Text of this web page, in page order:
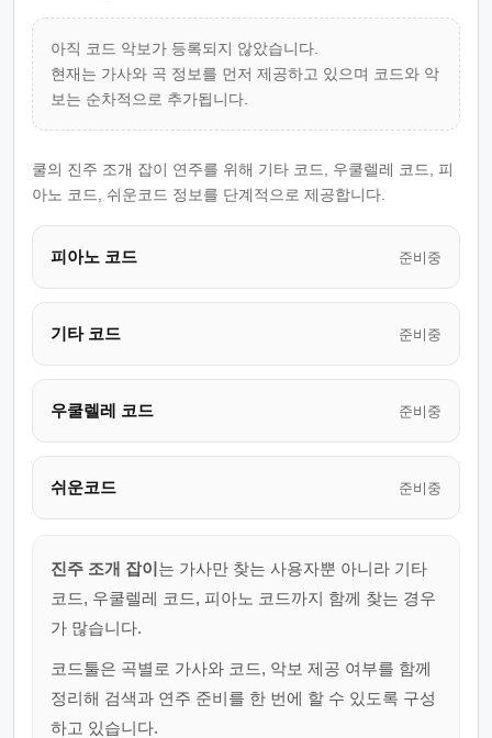
아직 코드 악보가 등록되지 않았습니다.
현재는 가사와 곡 정보를 먼저 제공하고 있으며 코드와 악
보는 순차적으로 추가됩니다.
쿨의 진주 조개 잡이 연주를 위해 기타 코드, 우쿨렐레 코드, 피
아노 코드, 쉬운코드 정보를 단계적으로 제공합니다.
피아노 코드 준비중
기타 코드 준비중
우쿨렐레 코드 준비중
쉬운코드 준비중
진주 조개 잡이는 가사만 찾는 사용자뿐 아니라 기타
코드, 우쿨렐레 코드, 피아노 코드까지 함께 찾는 경우
가 많습니다.
코드툴은 곡별로 가사와 코드, 악보 제공 여부를 함께
정리해 검색과 연주 준비를 한 번에 할 수 있도록 구성
하고 있습니다.